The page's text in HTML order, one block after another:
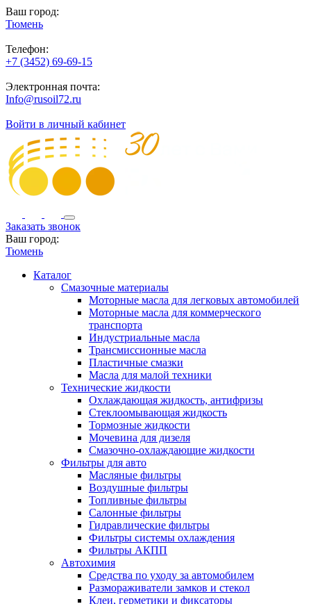
Ваш город:
Тюмень
Телефон:
+7 (3452) 69-69-15
Электронная почта:
Info@rusoil72.ru
Войти в личный кабинет
Заказать звонок
Ваш город:
Тюмень
Каталог
Смазочные материалы
Моторные масла для легковых автомобилей
Моторные масла для коммерческого
транспорта
Индустриальные масла
Трансмиссионные масла
Пластичные смазки
Масла для малой техники
Технические жидкости
Охлаждающая жидкость, антифризы
Стеклоомывающая жидкость
Тормозные жидкости
Мочевина для дизеля
Смазочно-охлаждающие жидкости
Фильтры для авто
Масляные фильтры
Воздушные фильтры
Топливные фильтры
Салонные фильтры
Гидравлические фильтры
Фильтры системы охлаждения
Фильтры АКПП
Автохимия
Средства по уходу за автомобилем
Размораживатели замков и стекол
Клеи, герметики и фиксаторы